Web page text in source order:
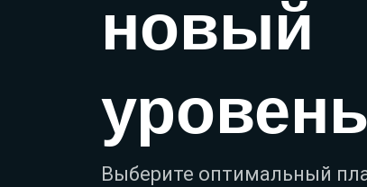
новый
уровень
Выберите оптимальный